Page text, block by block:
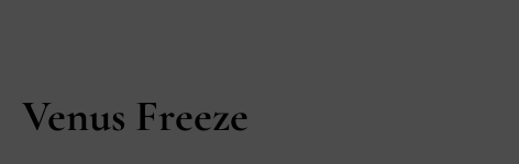
Venus Freeze